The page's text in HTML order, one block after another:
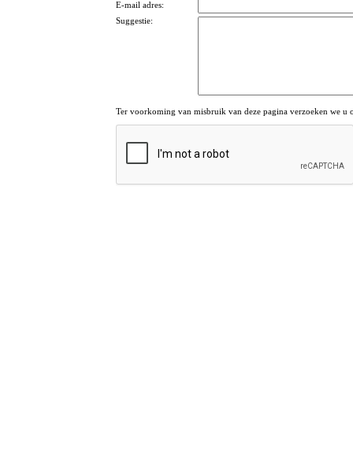
E-mail adres:
Suggestie:
Ter voorkoming van misbruik van deze pagina verzoeken we u